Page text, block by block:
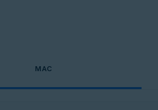
MAC